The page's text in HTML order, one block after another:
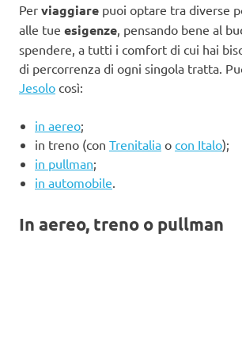
Per viaggiare puoi optare tra diverse
alle tue esigenze , pensando bene al
spendere, a tutti i comfort di cui hai
di percorrenza di ogni singola tratta.
Jesolo così:
in aereo;
in treno (con Trenitalia o con Italo);
in pullman;
in automobile
In aereo, treno o pullman